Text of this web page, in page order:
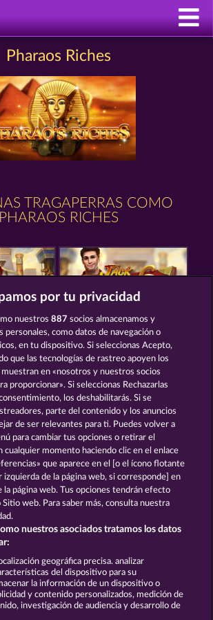
Pharaos Riches
TRAGAPERRAS COMO
PHARAOS RICHES
JACK POTTER AND THE BOOK OF DYNASTIES
LUCKY PHARAOH WILD
y condiciones
de privacidad
solicitud de desistimiento
por tu privacidad
nuestros887 socios almacenamos y
personales, como datos de navegación o
en tu dispositivo. Si seleccionas Acepto,
que las tecnologías de rastreo apoyen los
en «nosotros y nuestros socios
proporcionar». Si seleccionas Rechazarlas
los deshabilitarás. Si se
parte del contenido y los anuncios
de ser relevantes para ti. Puedes volver a
para cambiar tus opciones o retirar el
cualquier momento haciendo clic en el enlace
que aparece en el [o el ícono flotante
de la página web, si corresponde] en
la página web. Tus opciones tendrán efecto
web. Para saber más, consulta nuestra
nuestros asociados tratamos los datos
geográfica precisa. analizar
del dispositivo para su
la información de un dispositivo o
y contenido personalizados, medición de
investigación de audiencia y desarrollo de